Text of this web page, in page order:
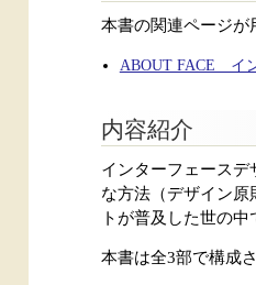
本書の関連ページが
ABOUT FACE イ
内容紹介
インターフェース
な方法（デザイン
トが普及した世の
本書は全3部で構成